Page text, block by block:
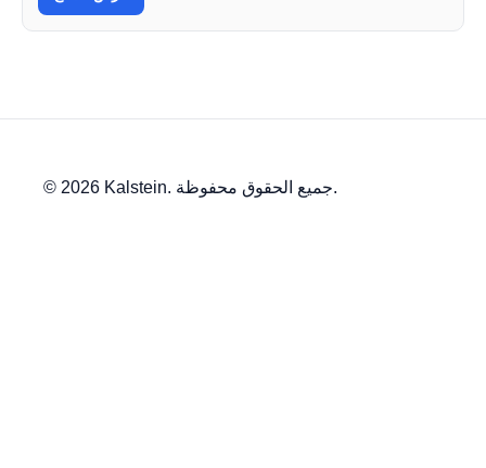
© 2026 Kalstein. جميع الحقوق محفوظة.